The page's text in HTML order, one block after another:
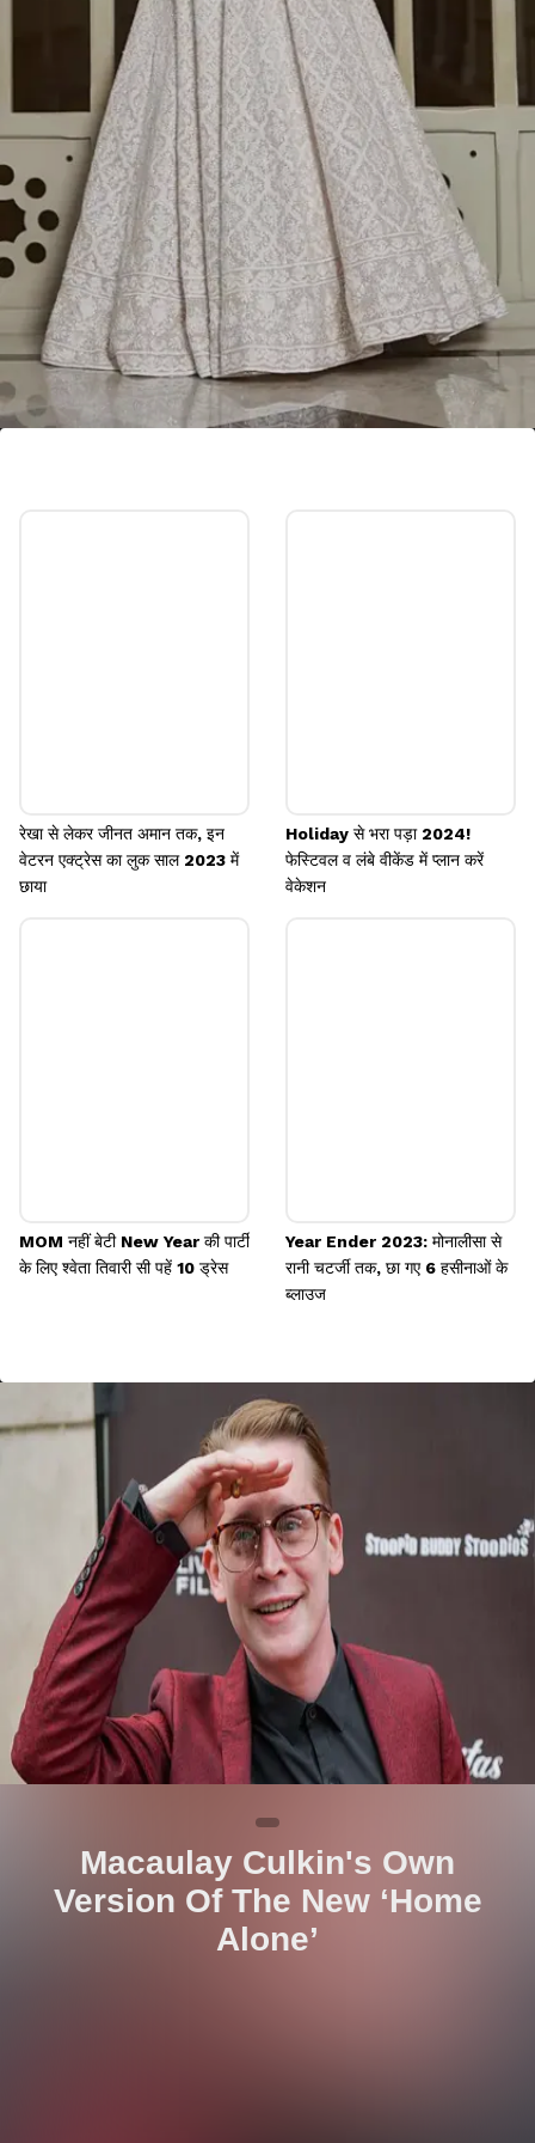
रेखा से लेकर जीनत अमान तक, इन
वेटरन एक्ट्रेस का लुक साल 2023 में
छाया
Holiday से भरा पड़ा 2024!
फेस्टिवल व लंबे वीकेंड में प्लान करें
वेकेशन
MOM नहीं बेटी New Year की पार्टी
के लिए श्वेता तिवारी सी पहें 10 ड्रेस
Year Ender 2023: मोनालीसा से
रानी चटर्जी तक, छा गए 6 हसीनाओं के
ब्लाउज